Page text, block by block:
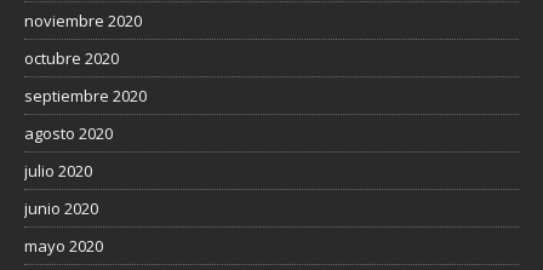
noviembre 2020
octubre 2020
septiembre 2020
agosto 2020
julio 2020
junio 2020
mayo 2020